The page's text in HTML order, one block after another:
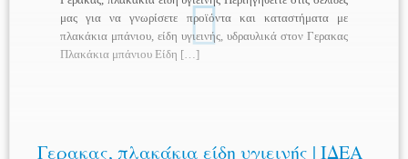
μας για να γνωρίσετε προϊόντα και καταστήματα με
πλακάκια μπάνιου, είδη υγιεινής, υδραυλικά στον Γερακας
Πλακάκια μπάνιου Είδη […]
Γερακας, πλακάκια είδη υγιεινής | ΙΔΕΑ